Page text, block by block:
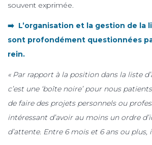
souvent exprimée.
➡️ L’organisation et la gestion de la
sont profondément questionnées
rein.
« Par rapport à la position dans la liste
c’est une ‘boîte noire’ pour nous
de faire des projets personnels ou
intéressant d’avoir au moins un ordre
d’attente. Entre 6 mois et 6 ans ou plus,